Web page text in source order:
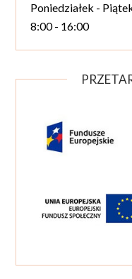
Poniedziałek -
8:00 - 16:00